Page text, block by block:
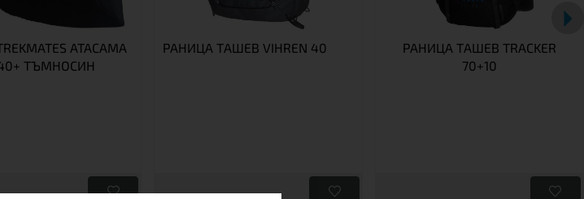
ATACAMA
ТЪМНОСИН
РАНИЦА TАШЕВ VIHREN 40
РАНИЦА TАШЕВ TRACKER
70+10